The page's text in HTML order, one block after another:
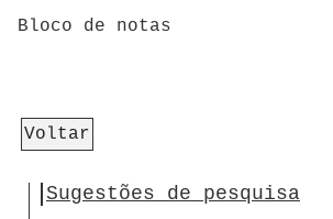
Bloco de notas
Voltar
Sugestões de pesquisa